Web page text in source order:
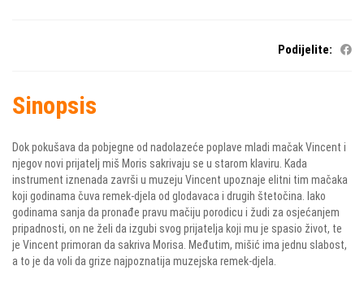
Podijelite:
Sinopsis
Dok pokušava da pobjegne od nadolazeće poplave mladi mačak Vincent i
njegov novi prijatelj miš Moris sakrivaju se u starom klaviru. Kada
instrument iznenada završi u muzeju Vincent upoznaje elitni tim mačaka
koji godinama čuva remek-djela od glodavaca i drugih štetočina. Iako
godinama sanja da pronađe pravu mačiju porodicu i žudi za osjećanjem
pripadnosti, on ne želi da izgubi svog prijatelja koji mu je spasio život, te
je Vincent primoran da sakriva Morisa. Međutim, mišić ima jednu slabost,
a to je da voli da grize najpoznatija muzejska remek-djela.